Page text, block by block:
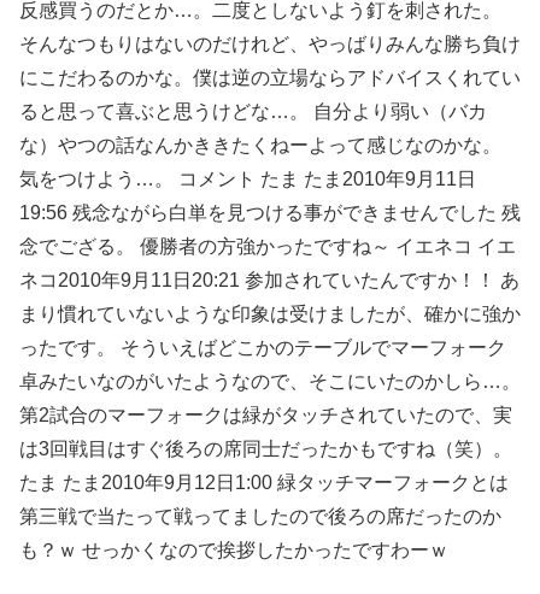
反感買うのだとか…。二度としないよう釘を刺された。
そんなつもりはないのだけれど、やっばりみんな勝ち負け
にこだわるのかな。僕は逆の立場ならアドバイスくれてい
ると思って喜ぶと思うけどな…。 自分より弱い（バカ
な）やつの話なんかききたくねーよって感じなのかな。
気をつけよう…。 コメント たま たま2010年9月11日
19:56 残念ながら白単を見つける事ができませんでした 残
念でござる。 優勝者の方強かったですね～ イエネコ イエ
ネコ2010年9月11日20:21 参加されていたんですか！！ あ
まり慣れていないような印象は受けましたが、確かに強か
ったです。 そういえばどこかのテーブルでマーフォーク
卓みたいなのがいたようなので、そこにいたのかしら…。
第2試合のマーフォークは緑がタッチされていたので、実
は3回戦目はすぐ後ろの席同士だったかもですね（笑）。
たま たま2010年9月12日1:00 緑タッチマーフォークとは
第三戦で当たって戦ってましたので後ろの席だったのか
も？ｗ せっかくなので挨拶したかったですわーｗ